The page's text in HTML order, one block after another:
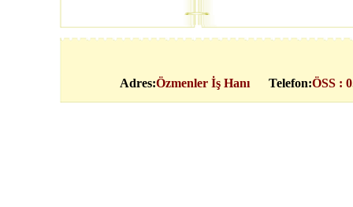
Adres:Özmenler İş Hanı Telefon:ÖSS :